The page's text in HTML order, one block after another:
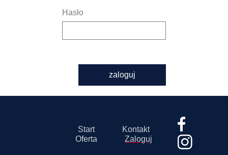
Hasło
zaloguj
Start
Kontakt
Oferta
Zaloguj